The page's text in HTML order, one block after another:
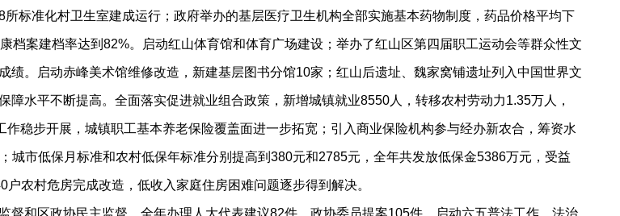
标准化村卫生室建成运行；政府举办的基层医疗卫生机构全部实施基本药物制度，药品价格平均下
档案建档率达到82%。启动红山体育馆和体育广场建设；举办了红山区第四届职工运动会等群众性文
。启动赤峰美术馆维修改造，新建基层图书分馆10家；红山后遗址、魏家窝铺遗址列入中国世界文
水平不断提高。全面落实促进就业组合政策，新增城镇就业8550人，转移农村劳动力1.35万人，
稳步开展，城镇职工基本养老保险覆盖面进一步拓宽；引入商业保险机构参与经办新农合，筹资水
市低保月标准和农村低保年标准分别提高到380元和2785元，全年共发放低保金5386万元，受益
农村危房完成改造，低收入家庭住房困难问题逐步得到解决。
和区政协民主监督，全年办理人大代表建议82件、政协委员提案105件。启动六五普法工作，法治